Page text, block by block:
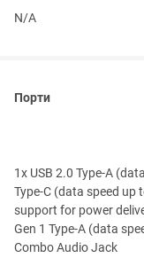
N/A
Порти
1x USB 2.0 Type-A
Type-C (data speed up
support for power
Gen 1 Type-A (data
Combo Audio Jack